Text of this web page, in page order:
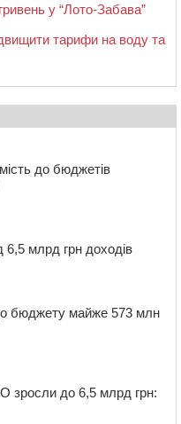
у “Лото-Забава”
тарифи на воду та
до бюджетів
млрд грн доходів
бюджету майже 573 млн
зросли до 6,5 млрд грн: